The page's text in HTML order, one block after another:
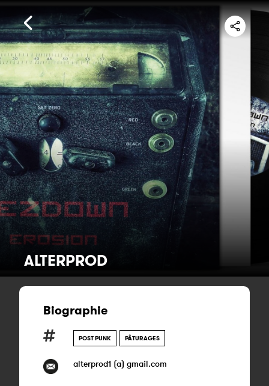
ALTERPROD
Biographie
POST PUNK PÂTURAGES
alterprod1 (a) gmail.com